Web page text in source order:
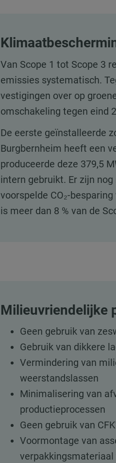
Van Scope 1 tot Scope 3
emissies systematisch.
vestigingen over op
omschakeling tegen eind
De eerste geïnstalleerde
Burgbernheim heeft een
produceerde deze 379,5
intern gebruikt. Er zijn
voorspelde CO₂-
is meer dan 8 % van de
Milieuvriendelijke
Geen gebruik van
Gebruik van dikkere
Vermindering van
weerstandslassen
Minimalisering van
productieprocessen
Geen gebruik van
Voormontage van